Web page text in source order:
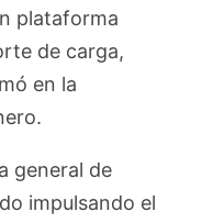
plataforma
de carga,
en la
general de
impulsando el